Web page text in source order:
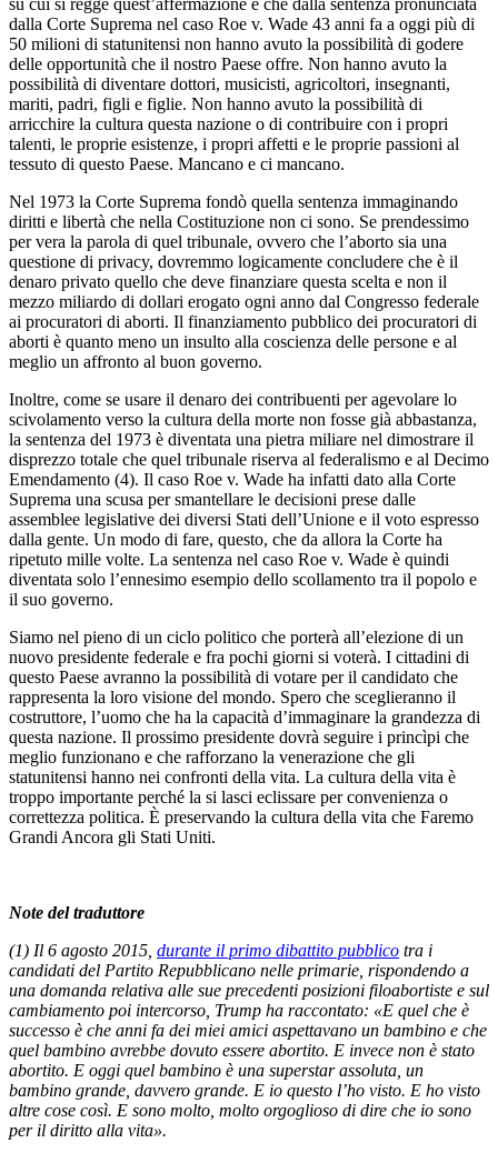
dalla Corte Suprema nel caso Roe v. Wade 43 anni fa a oggi più di
50 milioni di statunitensi non hanno avuto la possibilità di godere
delle opportunità che il nostro Paese offre. Non hanno avuto la
possibilità di diventare dottori, musicisti, agricoltori, insegnanti,
mariti, padri, figli e figlie. Non hanno avuto la possibilità di
arricchire la cultura questa nazione o di contribuire con i propri
talenti, le proprie esistenze, i propri affetti e le proprie passioni al
tessuto di questo Paese. Mancano e ci mancano.
Nel 1973 la Corte Suprema fondò quella sentenza immaginando
diritti e libertà che nella Costituzione non ci sono. Se prendessimo
per vera la parola di quel tribunale, ovvero che l’aborto sia una
questione di privacy, dovremmo logicamente concludere che è il
denaro privato quello che deve finanziare questa scelta e non il
mezzo miliardo di dollari erogato ogni anno dal Congresso federale
ai procuratori di aborti. Il finanziamento pubblico dei procuratori di
aborti è quanto meno un insulto alla coscienza delle persone e al
meglio un affronto al buon governo.
Inoltre, come se usare il denaro dei contribuenti per agevolare lo
scivolamento verso la cultura della morte non fosse già abbastanza,
la sentenza del 1973 è diventata una pietra miliare nel dimostrare il
disprezzo totale che quel tribunale riserva al federalismo e al Decimo
Emendamento (4). Il caso Roe v. Wade ha infatti dato alla Corte
Suprema una scusa per smantellare le decisioni prese dalle
assemblee legislative dei diversi Stati dell’Unione e il voto espresso
dalla gente. Un modo di fare, questo, che da allora la Corte ha
ripetuto mille volte. La sentenza nel caso Roe v. Wade è quindi
diventata solo l’ennesimo esempio dello scollamento tra il popolo e
il suo governo.
Siamo nel pieno di un ciclo politico che porterà all’elezione di un
nuovo presidente federale e fra pochi giorni si voterà. I cittadini di
questo Paese avranno la possibilità di votare per il candidato che
rappresenta la loro visione del mondo. Spero che sceglieranno il
costruttore, l’uomo che ha la capacità d’immaginare la grandezza di
questa nazione. Il prossimo presidente dovrà seguire i princìpi che
meglio funzionano e che rafforzano la venerazione che gli
statunitensi hanno nei confronti della vita. La cultura della vita è
troppo importante perché la si lasci eclissare per convenienza o
correttezza politica. È preservando la cultura della vita che Faremo
Grandi Ancora gli Stati Uniti.
Note del traduttore
(1) Il 6 agosto 2015, durante il primo dibattito pubblico tra i
candidati del Partito Repubblicano nelle primarie, rispondendo a
una domanda relativa alle sue precedenti posizioni filoabortiste e sul
cambiamento poi intercorso, Trump ha raccontato: «E quel che è
successo è che anni fa dei miei amici aspettavano un bambino e che
quel bambino avrebbe dovuto essere abortito. E invece non è stato
abortito. E oggi quel bambino è una superstar assoluta, un
bambino grande, davvero grande. E io questo l’ho visto. E ho visto
altre cose così. E sono molto, molto orgoglioso di dire che io sono
per il diritto alla vita».